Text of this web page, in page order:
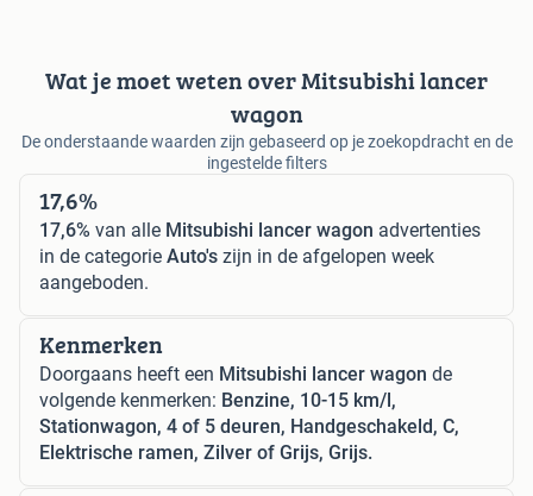
Wat je moet weten over Mitsubishi lancer
wagon
De onderstaande waarden zijn gebaseerd op je zoekopdracht en de
ingestelde filters
17,6%
17,6% van alle Mitsubishi lancer wagon advertenties
in de categorie Auto's zijn in de afgelopen week
aangeboden.
Kenmerken
Doorgaans heeft een Mitsubishi lancer wagon de
volgende kenmerken: Benzine, 10-15 km/l,
Stationwagon, 4 of 5 deuren, Handgeschakeld, C,
Elektrische ramen, Zilver of Grijs, Grijs.